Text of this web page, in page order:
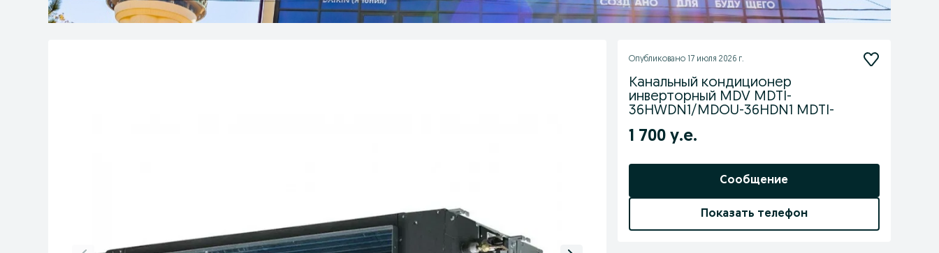
Опубликовано 17 июля 2026 г.
Канальный кондиционер
инверторный MDV MDTI-
36HWDN1/MDOU-36HDN1 MDTI-
1 700 у.е.
Сообщение
Показать телефон